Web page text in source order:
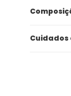
Cuidados